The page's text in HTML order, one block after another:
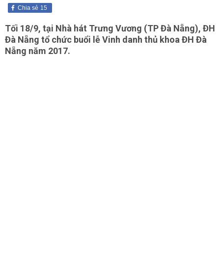
15
Chia sẻ
Tối 18/9, tại Nhà hát Trưng Vương (TP Đà Nẵng), ĐH
Đà Nẵng tổ chức buổi lễ Vinh danh thủ khoa ĐH Đà
Nẵng năm 2017.